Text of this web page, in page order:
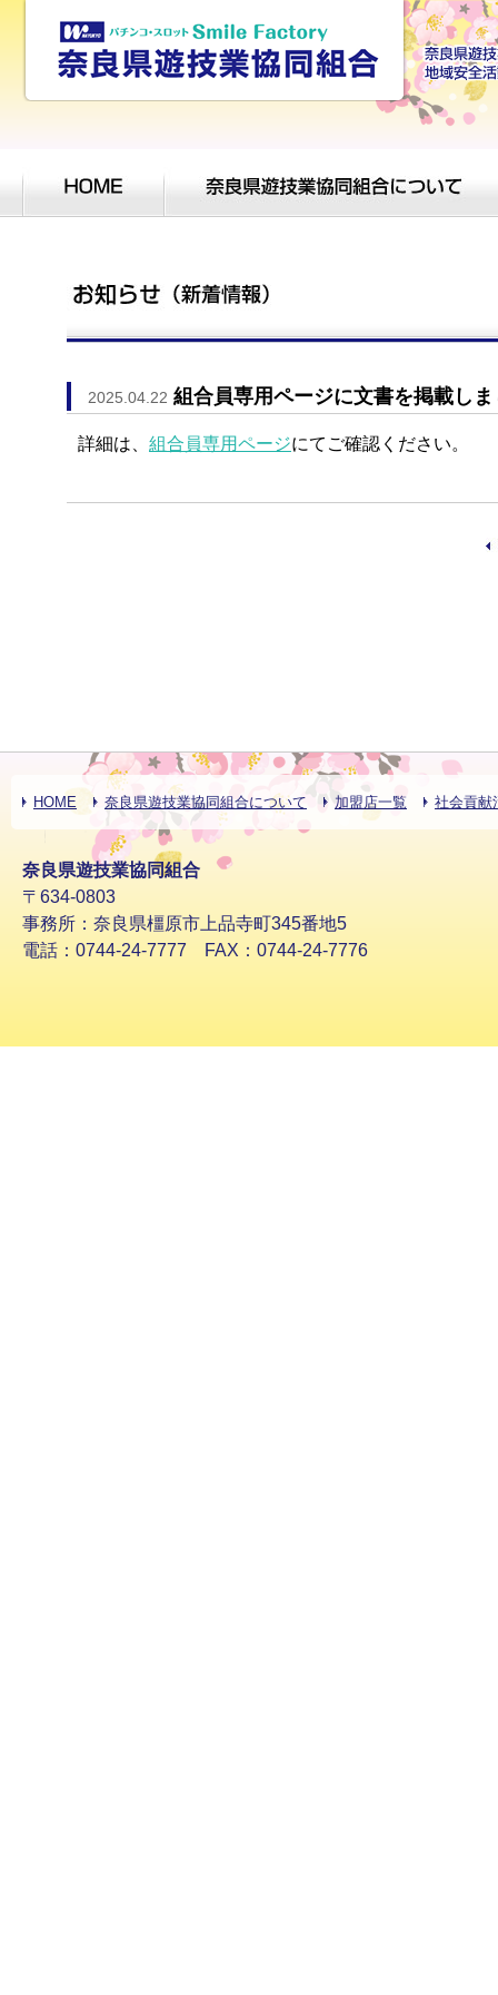
2025.04.22 組合員専用ページに文書を掲載しま
詳細は、 組合員専用ページにてご確認ください。
HOME 奈良県遊技業協同組合について 加盟店一覧 社会貢献
奈良県遊技業協同組合
〒634-0803
事務所：奈良県橿原市上品寺町345番地5
電話：0744-24-7777 FAX：0744-24-7776